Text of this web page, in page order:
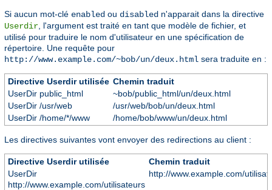
Si aucun mot-clé enabled ou disabled n'apparait dans la directive
Userdir , l'argument est traité en tant que modèle de fichier, et
utilisé pour traduire le nom d'utilisateur en une spécification de
répertoire. Une requête pour
http://www.example.com/~bob/un/deux.html sera traduite en :
Directive Userdir utilisée Chemin traduit
UserDir public_html
~bob/public_html/un/deux.html
UserDir /usr/web
/usr/web/bob/un/deux.html
UserDir /home/*/www
/home/bob/www/un/deux.html
Les directives suivantes vont envoyer des redirections au client :
Directive Userdir utilisée
Chemin traduit
UserDir
http://www.example.com/utilisateurs
http://www.example.com/